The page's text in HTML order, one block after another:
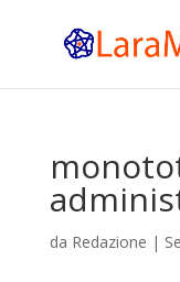
da Redazione |